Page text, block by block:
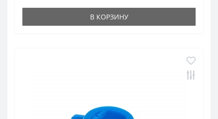
В КОРЗИНУ